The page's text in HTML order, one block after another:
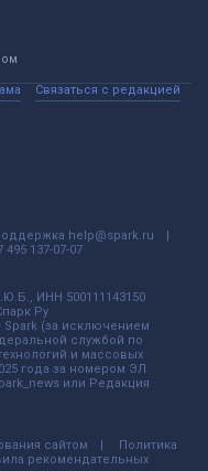
Связаться с редакцией
help@spark.ru
495 137-07-07
ИНН 500111143150
Ру
(за исключением
службой по
и массовых
года за номером ЭЛ
или Редакция
сайтом
Политика
рекомендательных